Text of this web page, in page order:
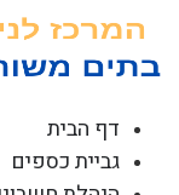
דף הבית
גביית כספים